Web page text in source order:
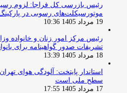
رئیس بازرسی کل فراجا: لزوم
موتورسیکلت‌های رسوبی در
19 مرداد 1405 10:36
رئیس مرکز امور زنان و خانواده
تشریفات صدور گواهینامه برای
18 مرداد 1405 13:39
استاندار پایتخت: آلودگی هوای
سطح ملی است
17 مرداد 1405 17:55